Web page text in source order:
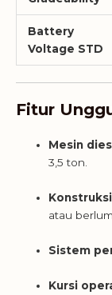
Battery
Voltage STD
Fitur
Mesin
3,5 ton.
atau
Sistem
Kursi